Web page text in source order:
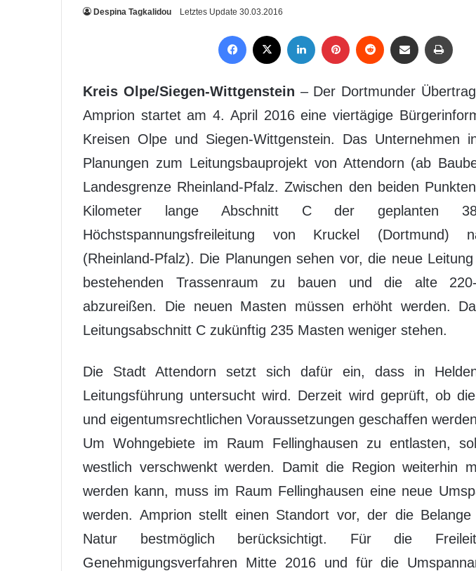
Despina Tagkalidou Letztes Update 30.03.2016
Kreis Olpe/Siegen-Wittgenstein – Der Dortmunder
Amprion startet am 4. April 2016 eine viertägige
Kreisen Olpe und Siegen-Wittgenstein. Das Unternehmen
Planungen zum Leitungsbauprojekt von Attendorn (ab
Landesgrenze Rheinland-Pfalz. Zwischen den beiden
Kilometer lange Abschnitt C der geplanten
Höchstspannungsfreileitung von Kruckel (Dortmund)
(Rheinland-Pfalz). Die Planungen sehen vor, die neue
bestehenden Trassenraum zu bauen und die alte
abzureißen. Die neuen Masten müssen erhöht werden.
Leitungsabschnitt C zukünftig 235 Masten weniger stehen.
Die Stadt Attendorn setzt sich dafür ein, dass in
Leitungsführung untersucht wird. Derzeit wird geprüft, ob
und eigentumsrechtlichen Voraussetzungen geschaffen
Um Wohngebiete im Raum Fellinghausen zu entlasten,
westlich verschwenkt werden. Damit die Region weiterhin
werden kann, muss im Raum Fellinghausen eine neue
werden. Amprion stellt einen Standort vor, der die
Natur bestmöglich berücksichtigt. Für die
Genehmigungsverfahren Mitte 2016 und für die